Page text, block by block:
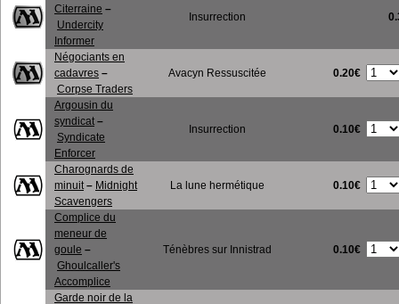
Citerraine –
Undercity
Informer
Insurrection
Négociants en
cadavres –
Corpse Traders
Avacyn Ressuscitée 0.20€
Argousin du
syndicat –
Syndicate
Enforcer
Insurrection 0.10€
Charognards de
minuit – Midnight
Scavengers
La lune hermétique 0.10€
Complice du
meneur de
goule –
Ghoulcaller's
Accomplice
Ténèbres sur Innistrad 0.10€
Garde noir de la